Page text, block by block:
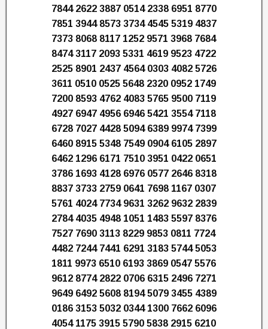
7844 2622 3887 0514 2338 6951 8770
7851 3944 8573 3734 4545 5319 4837
7373 8068 8117 1252 9571 3968 7684
8474 3117 2093 5331 4619 9523 4722
2525 8901 2437 4564 0303 4082 5726
3611 0510 0525 5648 2320 0952 1749
7200 8593 4762 4083 5765 9500 7119
4927 6947 4956 6946 5421 3554 7118
6728 7027 4428 5094 6389 9974 7399
6460 8915 5348 7549 0904 6105 2897
6462 1296 6171 7510 3951 0422 0651
3786 1693 4128 6976 0577 2646 8318
8837 3733 2759 0641 7698 1167 0307
5761 4024 7734 9631 3262 9632 2839
2784 4035 4948 1051 1483 5597 8376
7527 7690 3113 8229 9853 0811 7724
4482 7244 7441 6291 3183 5744 5053
1811 9973 6510 6193 3869 0547 5576
9612 8774 2822 0706 6315 2496 7271
9649 6492 5608 8194 5079 3455 4389
0186 3153 5032 0344 1300 7662 6096
4054 1175 3915 5790 5838 2915 6210